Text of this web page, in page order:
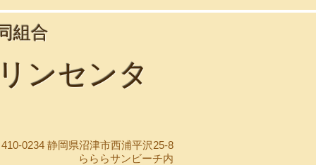
組合
ンセンタ
0234 静岡県沼津市西浦平沢25-8
らららサンビーチ内